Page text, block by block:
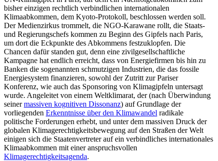
bisher einzigen rechtlich verbindlichen internationalen
Klimaabkommen, dem Kyoto-Protokoll, beschlossen werden soll.
Der Medienzirkus trommelt, die NGO-Karawane rollt, die Staats-
und Regierungschefs kommen zu Beginn des Gipfels nach Paris,
um dort die Eckpunkte des Abkommens festzuklopfen. Die
Chancen dafür standen gut, denn eine zivilgesellschaftliche
Kampagne hat endlich erreicht, dass von Energiefirmen bis hin zu
Banken die sogenannten schmutzigen Industrien, die das fossile
Energiesystem finanzieren, sowohl der Zutritt zur Pariser
Konferenz, wie auch das Sponsoring von Klimagipfeln untersagt
wurde. Angeleitet von einem Weltklimarat, der (nach Überwindung
seinermassiven kognitiven Dissonanz) auf Grundlage der
vorliegenden Erkenntnisse über den Klimawandel radikale
politische Forderungen erhebt, und unter dem massiven Druck der
globalen Klimagerechtigkeitsbewegung auf den Straßen der Welt
einigen sich die Staatenvertreter auf ein verbindliches internationales
Klimaabkommen mit einer anspruchsvollen
Klimagerechtigkeitsagenda.